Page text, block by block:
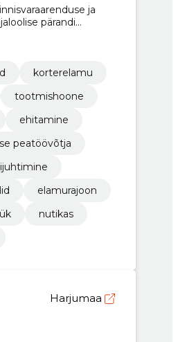
ja
pärandi
korterelamu
tootmishoone
ehitamine
peatöövõtja
elamurajoon
nutikas
Harjumaa